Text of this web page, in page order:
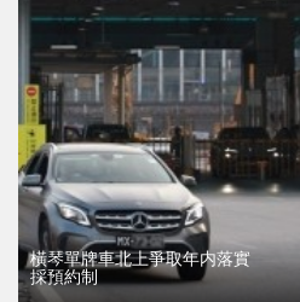
橫琴單牌車北上爭取年内落實
採預約制